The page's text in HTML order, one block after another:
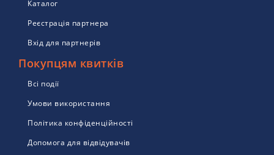
Каталог
Реєстрація партнера
Вхід для партнерів
Покупцям квитків
Всі події
Умови використання
Політика конфіденційності
Допомога для відвідувачів